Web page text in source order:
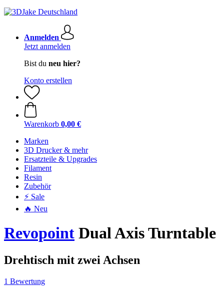
Anmelden
Jetzt anmelden
Bist du neu hier?
Konto erstellen
Warenkorb 0,00 €
Marken
3D Drucker & mehr
Ersatzteile & Upgrades
Filament
Resin
Zubehör
⚡ Sale
🔥 Neu
Revopoint Dual Axis Turntable
Drehtisch mit zwei Achsen
1 Bewertung